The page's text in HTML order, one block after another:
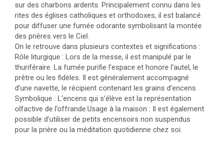
sur des charbons ardents. Principalement connu dans les
rites des églises catholiques et orthodoxes, il est balancé
pour diffuser une fumée odorante symbolisant la montée
des prières vers le Ciel.
On le retrouve dans plusieurs contextes et significations :
Rôle liturgique : Lors de la messe, il est manipulé par le
thuriféraire. La fumée purifie l’espace et honore l’autel, le
prêtre ou les fidèles. Il est généralement accompagné
d’une navette, le récipient contenant les grains d’encens.
Symbolique : L’encens qui s’élève est la représentation
olfactive de l’offrande.Usage à la maison : Il est également
possible d’utiliser de petits encensoirs non suspendus
pour la prière ou la méditation quotidienne chez soi.